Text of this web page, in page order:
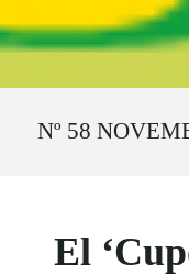
Nº 58
El